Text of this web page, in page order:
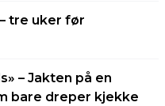
tre uker før
– Jakten på en
bare dreper kjekke